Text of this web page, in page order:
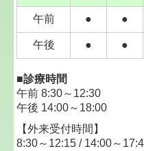
2014.02.03...在宅で
当院で行えるケア
・往診：24時間365
・在宅での
・在宅での 自己注射管
点滴の管理など
・在宅での寝たきり患
褥瘡の管理など
・在宅での自己疼痛管
午前 ● ●
午後 ● ●
■診療時間
午前 8:30～12:30
午後 14:00～18:00
【外来受付時間】
8:30～12:15 / 14:00～